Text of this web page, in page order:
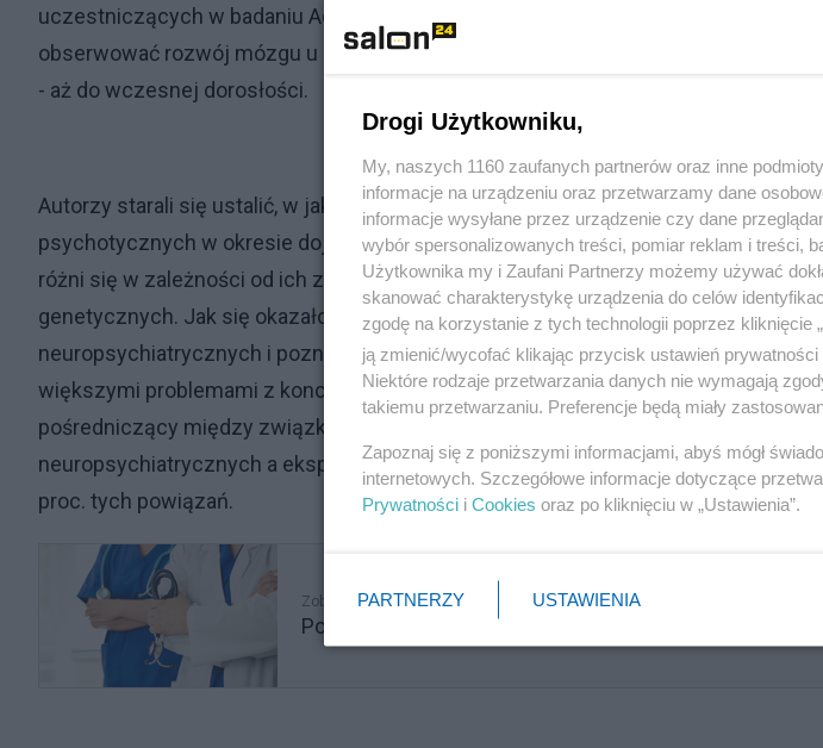
uczestniczących w badaniu Adolescent Brain and Cognitive Development (ABCD).
obserwować rozwój mózgu u prawie 12 000 młodych ludzi, począwszy od 9. roku
- aż do wczesnej dorosłości.
Autorzy starali się ustalić, w jaki sposób zmienność uwagi wpływa na ryzyko
psychotycznych w okresie dojrzewania oraz jak ryzyko wystąpienia u młodzieży
różni się w zależności od ich zakresu uwagi (liczba bodźców rejestrowanych w
genetycznych. Jak się okazało, wyższe ryzyko genetyczne wystąpienia
neuropsychiatrycznych i poznawczych wiązało się z większym nasileniem
większymi problemami z koncentracją. Ponadto zmienność zakresu uwagi
pośredniczący między związkami między ryzykiem genetycznym wystąpienia
neuropsychiatrycznych a ekspresją objawów psychotycznych. Problemy z
proc. tych powiązań.
Zobacz także
Poważne problemy lekarzy. Prokuratura przedstawiła
Drogi Użytkowniku,
My, naszych 1160 zaufanych partnerów oraz inne
informacje na urządzeniu oraz przetwarzamy dane
informacje wysyłane przez urządzenie czy dane
wybór spersonalizowanych treści, pomiar reklam i treści,
Użytkownika my i Zaufani Partnerzy możemy używać
skanować charakterystykę urządzenia do celów
zgodę na korzystanie z tych technologii poprzez kliknięcie
ją zmienić/wycofać klikając przycisk ustawień
Niektóre rodzaje przetwarzania danych nie wymagają
takiemu przetwarzaniu. Preferencje będą miały
Zapoznaj się z poniższymi informacjami, abyś mógł
internetowych. Szczegółowe informacje dotyczące
Prywatności i Cookies oraz po kliknięciu w „Ustawienia”.
PARTNERZY USTAWIENIA